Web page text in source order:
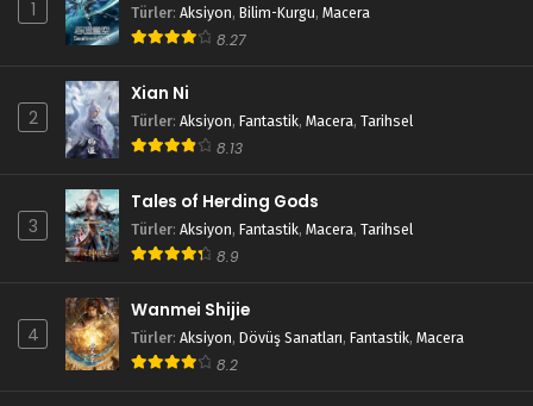
1 Türler: Aksiyon, Bilim-Kurgu, Macera
8.27
2
Xian Ni
Türler: Aksiyon, Fantastik, Macera, Tarihsel
8.13
3
Tales of Herding Gods
Türler: Aksiyon, Fantastik, Macera, Tarihsel
8.9
4
Wanmei Shijie
Türler: Aksiyon, Dövüş Sanatları, Fantastik, Macera
8.2